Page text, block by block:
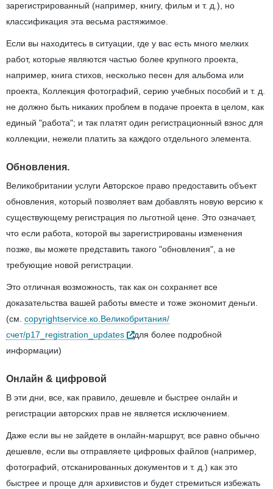
зарегистрированный (например, книгу, фильм и т. д.), но
классификация эта весьма растяжимое.
Если вы находитесь в ситуации, где у вас есть много мелких
работ, которые являются частью более крупного проекта,
например, книга стихов, несколько песен для альбома или
проекта, Коллекция фотографий, серию учебных пособий и т. д.
не должно быть никаких проблем в подаче проекта в целом, как
единый "работа"; и так платят один регистрационный взнос для
коллекции, нежели платить за каждого отдельного элемента.
Обновления.
Великобритании услуги Авторское право предоставить объект
обновления, который позволяет вам добавлять новую версию к
существующему регистрация по льготной цене. Это означает,
что если работа, которой вы зарегистрированы изменения
позже, вы можете представить такого "обновления", а не
требующие новой регистрации.
Это отличная возможность, так как он сохраняет все
доказательства вашей работы вместе и тоже экономит деньги.
(см. copyrightservice.ко.Великобритания/
счет/p17_registration_updates
для более подробной
информации)
Онлайн & цифровой
В эти дни, все, как правило, дешевле и быстрее онлайн и
регистрации авторских прав не является исключением.
Даже если вы не зайдете в онлайн-маршрут, все равно обычно
дешевле, если вы отправляете цифровых файлов (например,
фотографий, отсканированных документов и т. д.) как это
быстрее и проще для архивистов и будет стремиться избежать